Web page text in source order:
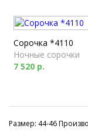
Сорочка *4110
Ночные сорочки
7 520 р.
Размер: 44-46